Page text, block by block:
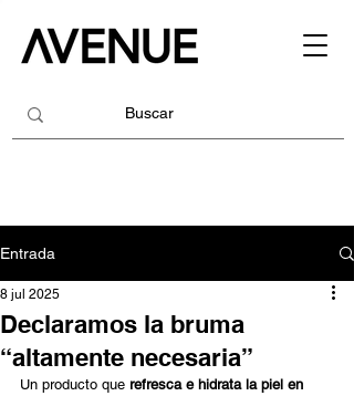
Entrada
Declaramos la bruma
“altamente necesaria”
8 jul 2025
Un producto que refresca e hidrata la piel en